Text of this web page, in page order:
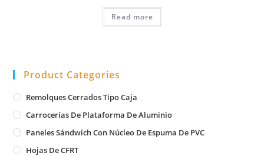
Read more
Product Categories
Remolques Cerrados Tipo Caja
Carrocerías De Plataforma De Aluminio
Paneles Sándwich Con Núcleo De Espuma De PVC
Hojas De CFRT